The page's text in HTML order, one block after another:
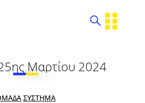
Μαρτίου 2024
ΣΥΣΤΗΜΑ